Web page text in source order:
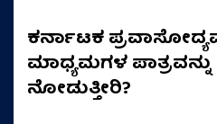
ಕರ್ನಾಟಕ
ಮಾಧ್ಯಮಗಳ
ನೋಡುತ್ತೀರಿ?